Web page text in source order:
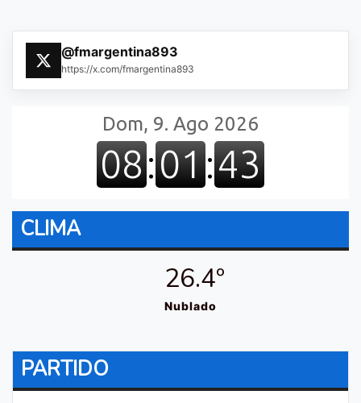
@fmargentina893
https://x.com/fmargentina893
CLIMA
26.4º
Nublado
PARTIDO